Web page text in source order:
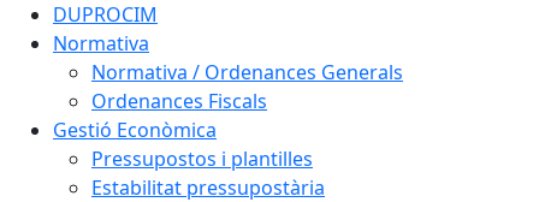
DUPROCIM
Normativa
Normativa / Ordenances Generals
Ordenances Fiscals
Gestió Econòmica
Pressupostos i plantilles
Estabilitat pressupostària